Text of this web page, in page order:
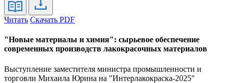
Читать Скачать PDF
"Новые материалы и химия": сырьевое обеспечение
современных производств лакокрасочных материалов
Выступление заместителя министра промышленности и
торговли Михаила Юрина на "Интерлакокраска-2025"